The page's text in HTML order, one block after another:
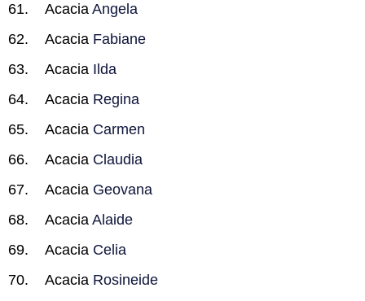
Acacia Angela
Acacia Fabiane
Acacia Ilda
Acacia Regina
Acacia Carmen
Acacia Claudia
Acacia Geovana
Acacia Alaide
Acacia Celia
Acacia Rosineide